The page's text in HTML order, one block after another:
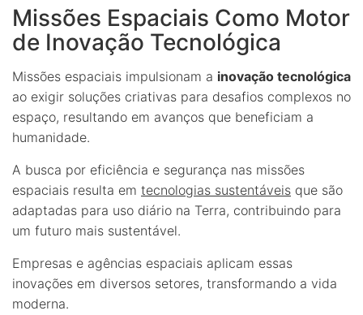
Missões Espaciais Como Motor
de Inovação Tecnológica
Missões espaciais impulsionam a inovação tecnológica
ao exigir soluções criativas para desafios complexos no
espaço, resultando em avanços que beneficiam a
humanidade.
A busca por eficiência e segurança nas missões
espaciais resulta em tecnologias sustentáveis que são
adaptadas para uso diário na Terra, contribuindo para
um futuro mais sustentável.
Empresas e agências espaciais aplicam essas
inovações em diversos setores, transformando a vida
moderna.